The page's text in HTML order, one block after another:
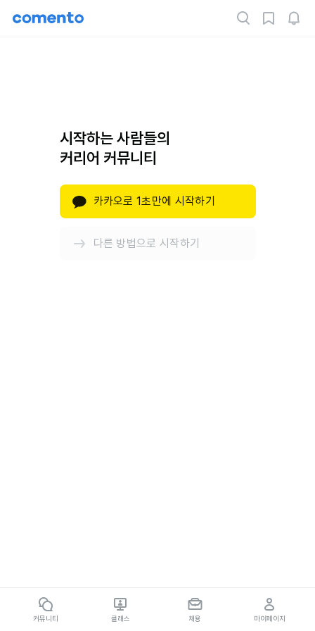
시작하는 사람들의
커리어 커뮤니티
카카오로 1초만에 시작하기
다른 방법으로 시작하기
커뮤니티 클래스 채용 마이페이지